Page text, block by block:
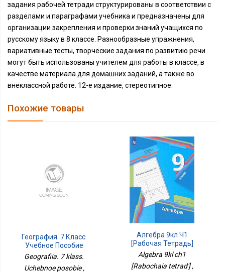
задания рабочей тетради структурированы в соответствии с
разделами и параграфами учебника и предназначены для
организации закрепления и проверки знаний учащихся по
русскому языку в 8 классе. Разнообразные упражнения,
вариативные тесты, творческие задания по развитию речи
могут быть использованы учителем для работы в классе, в
качестве материала для домашних заданий, а также во
внеклассной работе. 12-е издание, стереотипное.
Похожие товары
География. 7 Класс.
Учебное Пособие
Geografiia. 7 klass.
Uchebnoe posobie ,
Алгебра 9кл Ч1
[Рабочая Тетрадь]
Algebra 9kl ch1
[Rabochaia tetrad'] ,